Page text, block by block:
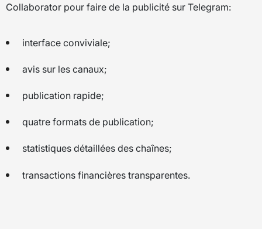
Collaborator pour faire de la publicité sur Telegram:
interface conviviale;
avis sur les canaux;
publication rapide;
quatre formats de publication;
statistiques détaillées des chaînes;
transactions financières transparentes.